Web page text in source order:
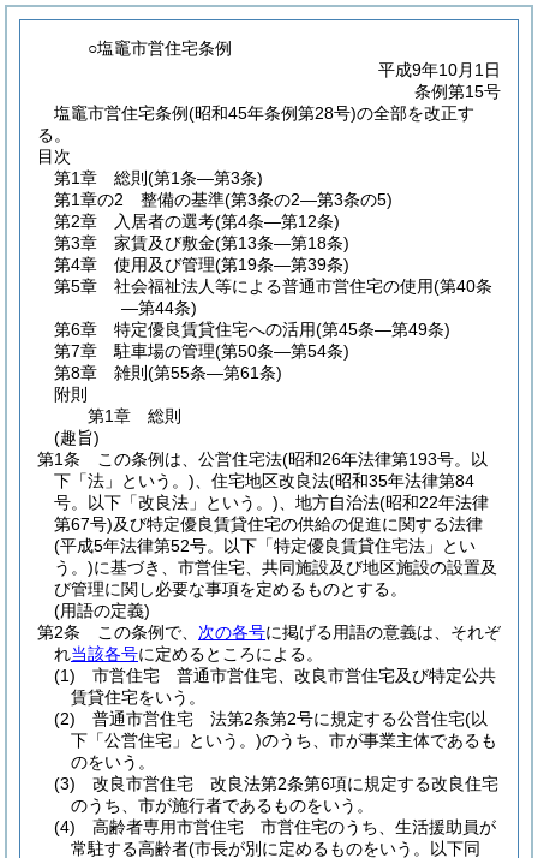
○塩竈市営住宅条例
平成9年10月1日
条例第15号
塩竈市営住宅条例(昭和45年条例第28号)の全部を改正す
る。
目次
第1章
総則 (第1条―第3条)
第1章の2
整備の基準(第3条の2―第3条の5)
第2章
入居者の選考(第4条―第12条)
第3章
家賃及び敷金(第13条―第18条)
第4章
使用及び管理(第19条―第39条)
第5章
社会福祉法人等による普通市営住宅の使用(第40条
―第44条)
第6章
特定優良賃貸住宅への活用(第45条―第49条)
第7章
駐車場の管理(第50条―第54条)
第8章
雑則 (第55条―第61条)
附則
第1章
総則
(趣旨)
第1条
この条例は、公営住宅法(昭和26年法律第193号。以
下「法」という。) 、住宅地区改良法(昭和35年法律第84
号。以下「改良法」という。) 、地方自治法(昭和22年法律
第67号)及び特定優良賃貸住宅の供給の促進に関する法律
(平成5年法律第52号。以下「特定優良賃貸住宅法」とい
う。)に基づき、市営住宅、共同施設及び地区施設の設置及
び管理に関し必要な事項を定めるものとする。
(用語の定義)
第2条
この条例で、 次の各号に掲げる用語の意義は、それぞ
れ当該各号に定めるところによる。
(1)
市営住宅 普通市営住宅、改良市営住宅及び特定公共
賃貸住宅をいう。
(2)
普通市営住宅 法第2条第2号に規定する公営住宅(以
下「公営住宅」という。)のうち、市が事業主体であるも
のをいう。
(3)
改良市営住宅 改良法第2条第6項に規定する改良住宅
のうち、市が施行者であるものをいう。
(4)
高齢者専用市営住宅 市営住宅のうち、生活援助員が
常駐する高齢者(市長が別に定めるものをいう。以下同